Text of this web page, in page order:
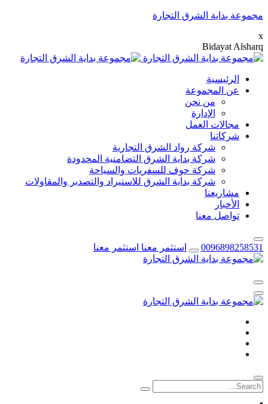
مجموعة بداية الشرق التجارة
x
Bidayat Alsharq
الرئيسية
عن المجموعة
من نحن
الإدارة
مجالات العمل
شركاتنا
شركة رواد الشرق التجارية
شركة بداية الشرق التضامنية المحدودة
شركة حوف للسفريات والسياحة
شركة بداية الشرق للاستيراد والتصدير والمقاولات
مشاريعنا
الأخبار
تواصل معنا
0096898258531 استثمر معنا استثمر معنا